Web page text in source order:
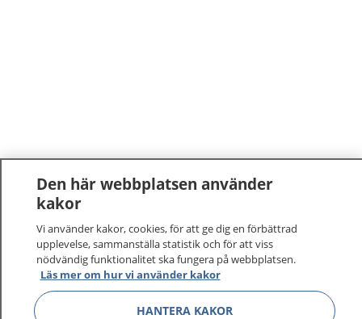
Den här webbplatsen använder
kakor
Vi använder kakor, cookies, för att ge dig en förbättrad
upplevelse, sammanställa statistik och för att viss
nödvändig funktionalitet ska fungera på webbplatsen.
Läs mer om hur vi använder kakor
HANTERA KAKOR